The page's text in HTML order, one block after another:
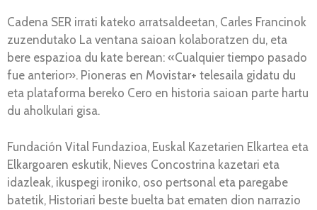
Cadena SER irrati kateko arratsaldeetan, Carles Francinok
zuzendutako La ventana saioan kolaboratzen du, eta
bere espazioa du kate berean: «Cualquier tiempo pasado
fue anterior». Pioneras en Movistar+ telesaila gidatu du
eta plataforma bereko Cero en historia saioan parte hartu
du aholkulari gisa.
Fundación Vital Fundazioa, Euskal Kazetarien Elkartea eta
Elkargoaren eskutik, Nieves Concostrina kazetari eta
idazleak, ikuspegi ironiko, oso pertsonal eta paregabe
batetik, Historiari beste buelta bat ematen dion narrazio